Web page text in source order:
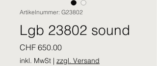
Artikelnummer: G23802
Lgb 23802 sound
CHF 650.00Preis
inkl. MwSt | zzgl. Versand